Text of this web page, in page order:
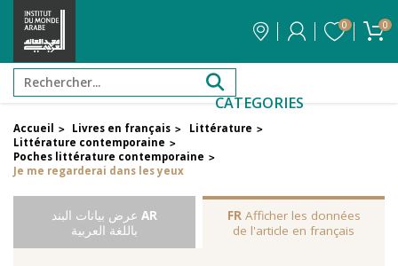
0 0
CATEGORIES
Accueil > Livres en français > Littérature >
Littérature contemporaine >
Poches littérature contemporaine >
Je me regarderai dans les yeux
AR عرض بيانات البند
باللغة العربية
FRAfficher les données
de l'article en français